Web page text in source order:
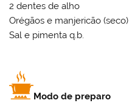
2 dentes de alho
Orégãos e manjericão (seco)
Sal e pimenta q.b.
Modo de preparo